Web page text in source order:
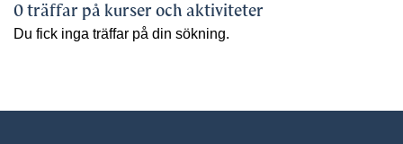
0 träffar på kurser och aktiviteter
Du fick inga träffar på din sökning.